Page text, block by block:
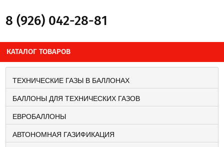
8 (926) 042-28-81
КАТАЛОГ ТОВАРОВ
ТЕХНИЧЕСКИЕ ГАЗЫ В БАЛЛОНАХ
БАЛЛОНЫ ДЛЯ ТЕХНИЧЕСКИХ ГАЗОВ
ЕВРОБАЛЛОНЫ
АВТОНОМНАЯ ГАЗИФИКАЦИЯ